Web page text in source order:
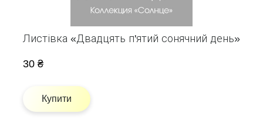
Листівка «Двадцять п'ятий сонячний день»
30 ₴
Купити